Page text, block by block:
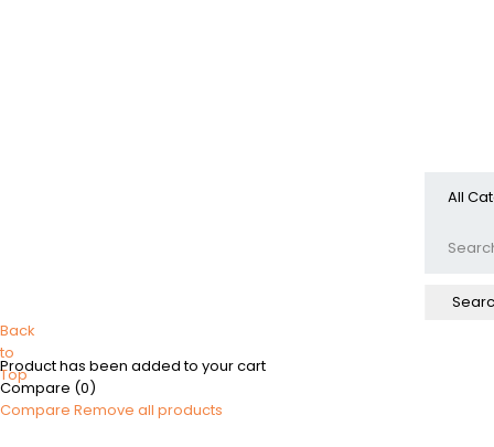
Back
to
Top
Product has been added to your cart
Compare (0)
Compare Remove all products